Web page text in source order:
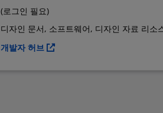
(로그인 필요)
디자인 문서, 소프트웨어, 디자인 자료 리소
개발자 허브